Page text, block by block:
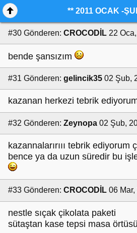
#30 Gönderen: CROCODİL 22
bende şansızım
#31 Gönderen: gelincik35 02 Şub,
kazanan herkezi tebrik
#32 Gönderen: Zeynopa 02 Şub,
kazannalarırııı tebrik ediyorum
bence ya da uzun süredir bu
#33 Gönderen: CROCODİL 06
nestle sıçak çikolata paketi
sütaştan kase tepsi masa